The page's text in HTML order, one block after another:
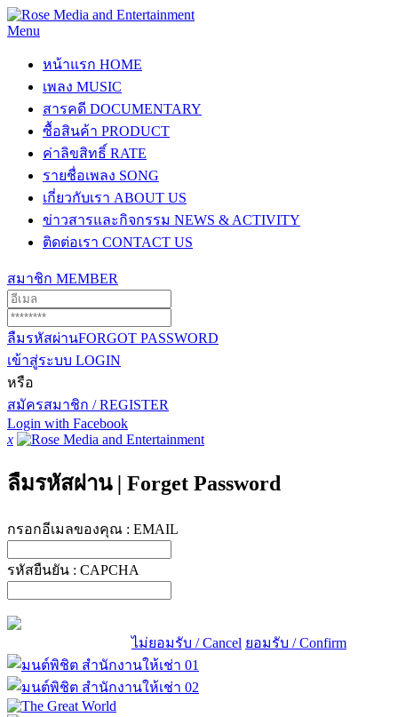
Menu
หน้าแรก HOME
เพลง MUSIC
สารคดี DOCUMENTARY
ซื้อสินค้า PRODUCT
ค่าลิขสิทธิ์ RATE
รายชื่อเพลง SONG
เกี่ยวกับเรา ABOUT US
ข่าวสารและกิจกรรม NEWS & ACTIVITY
ติดต่อเรา CONTACT US
สมาชิก MEMBER
ลืมรหัสผ่านFORGOT PASSWORD
เข้าสู่ระบบ LOGIN
หรือ
สมัครสมาชิก / REGISTER
Login with Facebook
x
ลืมรหัสผ่าน | Forget Password
กรอกอีเมลของคุณ : EMAIL
รหัสยืนยัน : CAPCHA
ไม่ยอมรับ / Cancel ยอมรับ / Confirm